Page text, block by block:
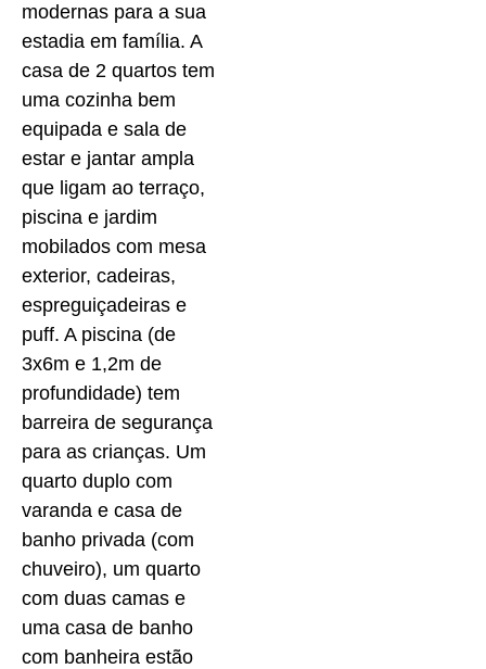
modernas para a sua
estadia em família. A
casa de 2 quartos tem
uma cozinha bem
equipada e sala de
estar e jantar ampla
que ligam ao terraço,
piscina e jardim
mobilados com mesa
exterior, cadeiras,
espreguiçadeiras e
puff. A piscina (de
3x6m e 1,2m de
profundidade) tem
barreira de segurança
para as crianças. Um
quarto duplo com
varanda e casa de
banho privada (com
chuveiro), um quarto
com duas camas e
uma casa de banho
com banheira estão